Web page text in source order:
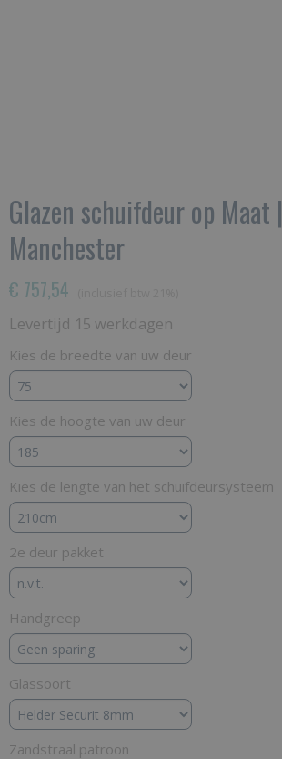
Glazen schuifdeur op Maat |
Manchester
€ 757,54
Levertijd 15 werkdagen
Kies de breedte van uw deur
Kies de hoogte van uw deur
Kies de lengte van het schuifdeursysteem
2e deur pakket
Handgreep
Glassoort
Zandstraal patroon